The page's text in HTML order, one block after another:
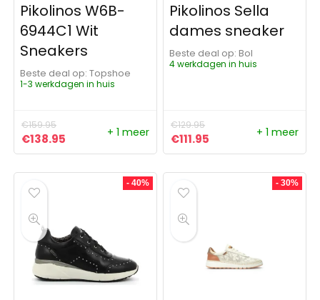
Pikolinos W6B-
6944C1 Wit
Sneakers
Beste deal op:
Topshoe
1-3 werkdagen in huis
€159.95
Oorspronkelijke prijs was: €159.95.
€138.95 Huidige prijs is: €138.95.
+ 1 meer
Pikolinos Sella
dames sneaker
Beste deal op:
Bol
4 werkdagen in huis
€129.95
Oorspronkelijke prijs was:
€111.95 Huidige prijs is:
+ 1 meer
- 40% - 30%